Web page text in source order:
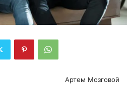
Артем Мозговой